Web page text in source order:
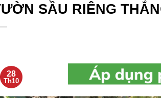
SẦU RIÊNG
28
Th10